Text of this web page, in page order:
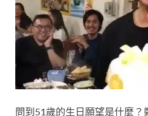
問到51歲的生日願望是什麼